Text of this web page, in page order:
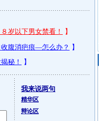
我来说两句
精华区
辩论区